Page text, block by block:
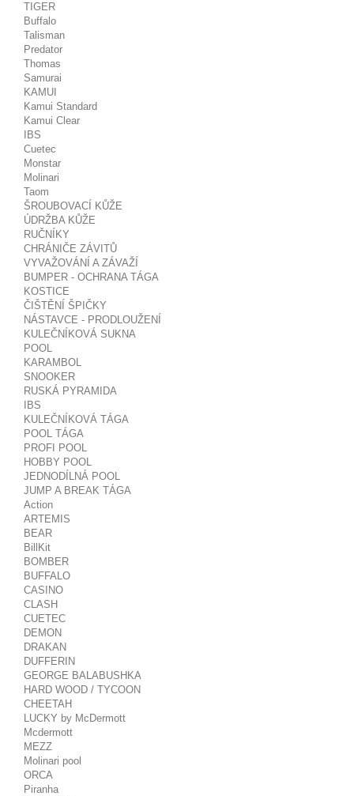
TIGER
Buffalo
Talisman
Predator
Thomas
Samurai
KAMUI
Kamui Standard
Kamui Clear
IBS
Cuetec
Monstar
Molinari
Taom
ŠROUBOVACÍ KŮŽE
ÚDRŽBA KŮŽE
RUČNÍKY
CHRÁNIČE ZÁVITŮ
VYVAŽOVÁNÍ A ZÁVAŽÍ
BUMPER - OCHRANA TÁGA
KOSTICE
ČIŠTĚNÍ ŠPIČKY
NÁSTAVCE - PRODLOUŽENÍ
KULEČNÍKOVÁ SUKNA
POOL
KARAMBOL
SNOOKER
RUSKÁ PYRAMIDA
IBS
KULEČNÍKOVÁ TÁGA
POOL TÁGA
PROFI POOL
HOBBY POOL
JEDNODÍLNÁ POOL
JUMP A BREAK TÁGA
Action
ARTEMIS
BEAR
BillKit
BOMBER
BUFFALO
CASINO
CLASH
CUETEC
DEMON
DRAKAN
DUFFERIN
GEORGE BALABUSHKA
HARD WOOD / TYCOON
CHEETAH
LUCKY by McDermott
Mcdermott
MEZZ
Molinari pool
ORCA
Piranha